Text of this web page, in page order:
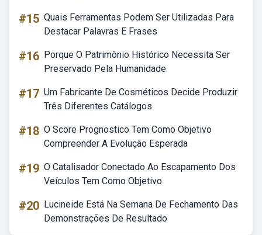
#15 Quais Ferramentas Podem Ser Utilizadas Para
Destacar Palavras E Frases
#16 Porque O Patrimônio Histórico Necessita Ser
Preservado Pela Humanidade
#17 Um Fabricante De Cosméticos Decide Produzir
Três Diferentes Catálogos
#18 O Score Prognostico Tem Como Objetivo
Compreender A Evolução Esperada
#19 O Catalisador Conectado Ao Escapamento Dos
Veículos Tem Como Objetivo
#20 Lucineide Está Na Semana De Fechamento Das
Demonstrações De Resultado